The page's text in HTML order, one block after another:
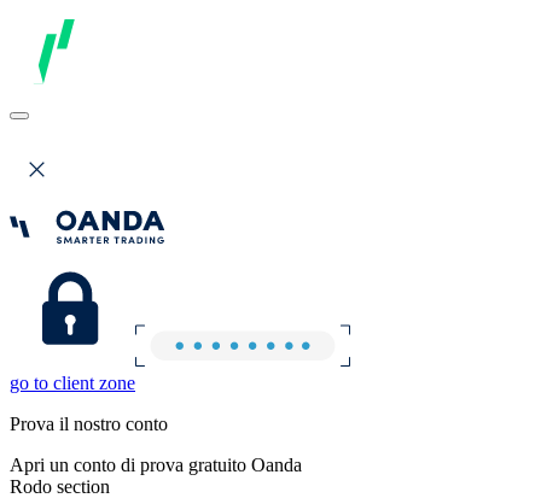
go to client zone
Prova il nostro conto
Apri un conto di prova gratuito Oanda
Rodo section